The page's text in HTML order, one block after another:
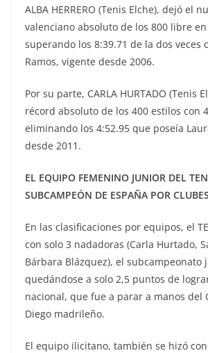
ALBA HERRERO (Tenis Elche), dejó el
valenciano absoluto de los 800 libre en
superando los 8:39.71 de la dos veces
Ramos, vigente desde 2006.
Por su parte, CARLA HURTADO (Tenis
récord absoluto de los 400 estilos con
eliminando los 4:52.95 que poseía
desde 2011.
EL EQUIPO FEMENINO JUNIOR DEL
SUBCAMPEÓN DE ESPAÑA POR CLUBES
En las clasificaciones por equipos, el
con solo 3 nadadoras (Carla Hurtado,
Bárbara Blázquez), el subcampeonato
quedándose a solo 2,5 puntos de
nacional, que fue a parar a manos del
Diego madrileño.
El equipo ilicitano, también se hizó